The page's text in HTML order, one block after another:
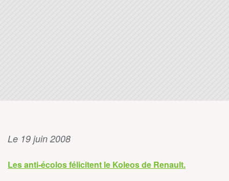
Le 19 juin 2008
Les anti-écolos félicitent le Koleos de Renault.